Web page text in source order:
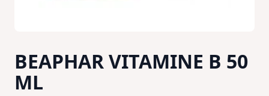
BEAPHAR VITAMINE B 50
ML